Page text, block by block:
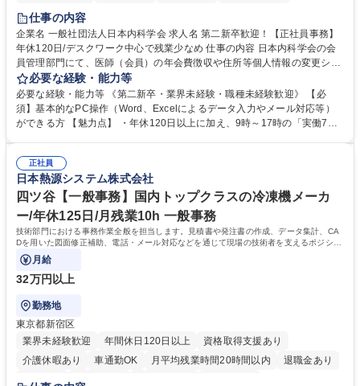
仕事の内容
企業名 一般社団法人日本内科学会 求人名 第二新卒歓迎！【正社員事務】
年休120日/デスクワーク中心で残業少なめ 仕事の内容 日本内科学会の会
員管理部門にて、医師（会員）の年会費徴収や住所等個人情報の変更シス
テム入力、電話・FAX対応をお任せします。将来的には、各種委員会の運
営事務局業務などにも幅広く携わっていただきます。 【会員管理・データ
入力業務】 ・医師（会員）の住所変更、個人情報のシステム登録・更新
・年会費の徴収管理や入金データの照合確認 【問い合わせ対応】 ・会員
年休120日/デスクワーク中心で残業少なめ
必要な経験・能力等
必要な経験・能力等 《第二新卒・業界未経験・職種未経験歓迎》 【必
須】基本的なPC操作（Word、Excelによるデータ入力やメール対応等）
ができる方 【魅力点】 ・年休120日以上に加え、9時～17時の「実働7時
整、資料作成、当日の運営サポート 学歴・資格 学歴：大学院 大学 語学
力： 資格：
正社員
日本熱源システム株式会社
四ツ谷【一般事務】国内トップクラスの冷凍機メーカ
ー/年休125日/月残業10h 一般事務
技術部門における事務作業全般を担当します。見積書や発注書の作成、データ集計、CA
Dを用いた図面修正補助、電話・メール対応などを通じて現場の技術者を支えるポジショ
ンです。
月給
32万円以上
勤務地
東京都新宿区
業界未経験歓迎
年間休日120日以上
資格取得支援あり
介護休暇あり
車通勤OK 月平均残業時間20時間以内
退職金あり
賞与あり
交通費支給